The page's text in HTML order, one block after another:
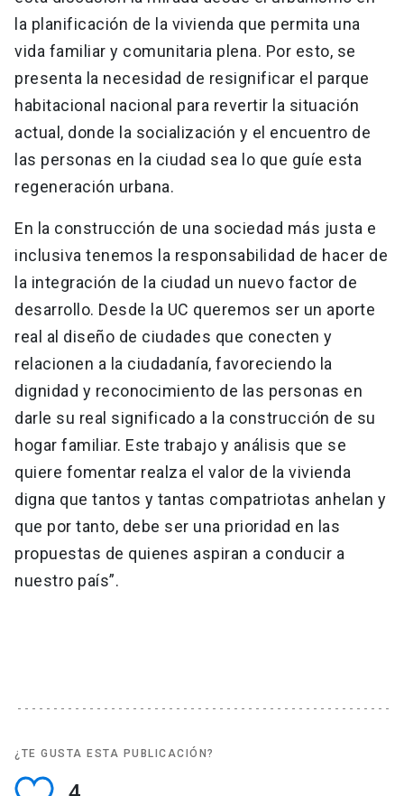
la planificación de la vivienda que permita una
vida familiar y comunitaria plena. Por esto, se
presenta la necesidad de resignificar el parque
habitacional nacional para revertir la situación
actual, donde la socialización y el encuentro de
las personas en la ciudad sea lo que guíe esta
regeneración urbana.
En la construcción de una sociedad más justa e
inclusiva tenemos la responsabilidad de hacer de
la integración de la ciudad un nuevo factor de
desarrollo. Desde la UC queremos ser un aporte
real al diseño de ciudades que conecten y
relacionen a la ciudadanía, favoreciendo la
dignidad y reconocimiento de las personas en
darle su real significado a la construcción de su
hogar familiar. Este trabajo y análisis que se
quiere fomentar realza el valor de la vivienda
digna que tantos y tantas compatriotas anhelan y
que por tanto, debe ser una prioridad en las
propuestas de quienes aspiran a conducir a
nuestro país”.
¿TE GUSTA ESTA PUBLICACIÓN?